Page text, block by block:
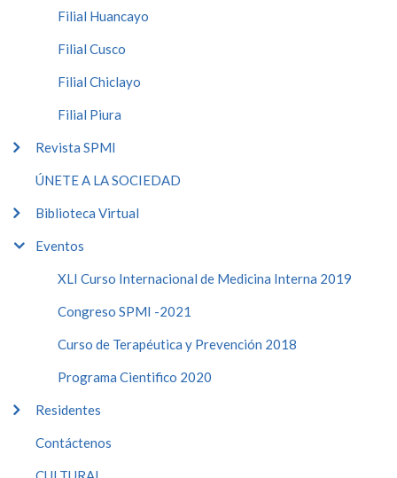
Filial Huancayo
Filial Cusco
Filial Chiclayo
Filial Piura
Revista SPMI
ÚNETE A LA SOCIEDAD
Biblioteca Virtual
Eventos
XLI Curso Internacional de Medicina Interna 2019
Congreso SPMI -2021
Curso de Terapéutica y Prevención 2018
Programa Cientifico 2020
Residentes
Contáctenos